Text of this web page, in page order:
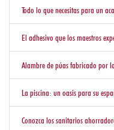
IMPERMEABILIZANTES
Y
CEMENTOS
PERFILERIA
ALUMINIO
Y
ACCESORIOS
Todo lo que necesitas para un
El adhesivo que los maestros
Alambre de púas fabricado por
La piscina: un oasis para su
Conozca los sanitarios